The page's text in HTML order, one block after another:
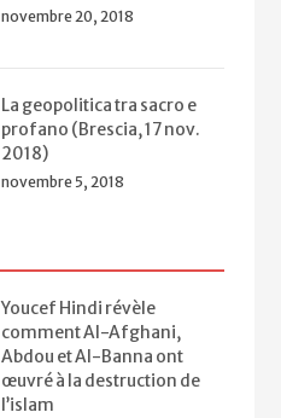
novembre 20, 2018
La geopolitica tra sacro e
profano (Brescia, 17 nov.
2018)
novembre 5, 2018
Youcef Hindi révèle
comment Al-Afghani,
Abdou et Al-Banna ont
œuvré à la destruction de
l’islam